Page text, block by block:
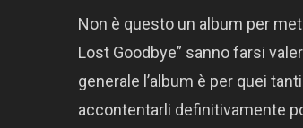
Non è questo un album per
Lost Goodbye” sanno farsi
generale l’album è per quei
accontentarli definitivamente